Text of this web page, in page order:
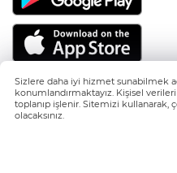
Sizlere daha iyi hizmet sunabilmek
konumlandırmaktayız. Kişisel
toplanıp işlenir. Sitemizi kullanarak,
olacaksınız.